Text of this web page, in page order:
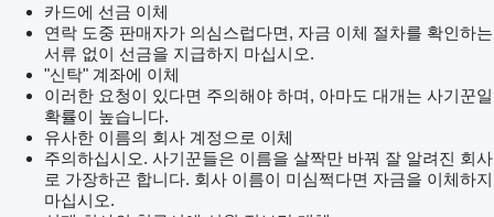
카드에 선금 이체
연락 도중 판매자가 의심스럽다면, 자금 이체 절차를 확인하는
서류 없이 선금을 지급하지 마십시오.
"신탁" 계좌에 이체
이러한 요청이 있다면 주의해야 하며, 아마도 대개는 사기꾼일
확률이 높습니다.
유사한 이름의 회사 계정으로 이체
주의하십시오. 사기꾼들은 이름을 살짝만 바꿔 잘 알려진 회사
로 가장하곤 합니다. 회사 이름이 미심쩍다면 자금을 이체하지
마십시오.